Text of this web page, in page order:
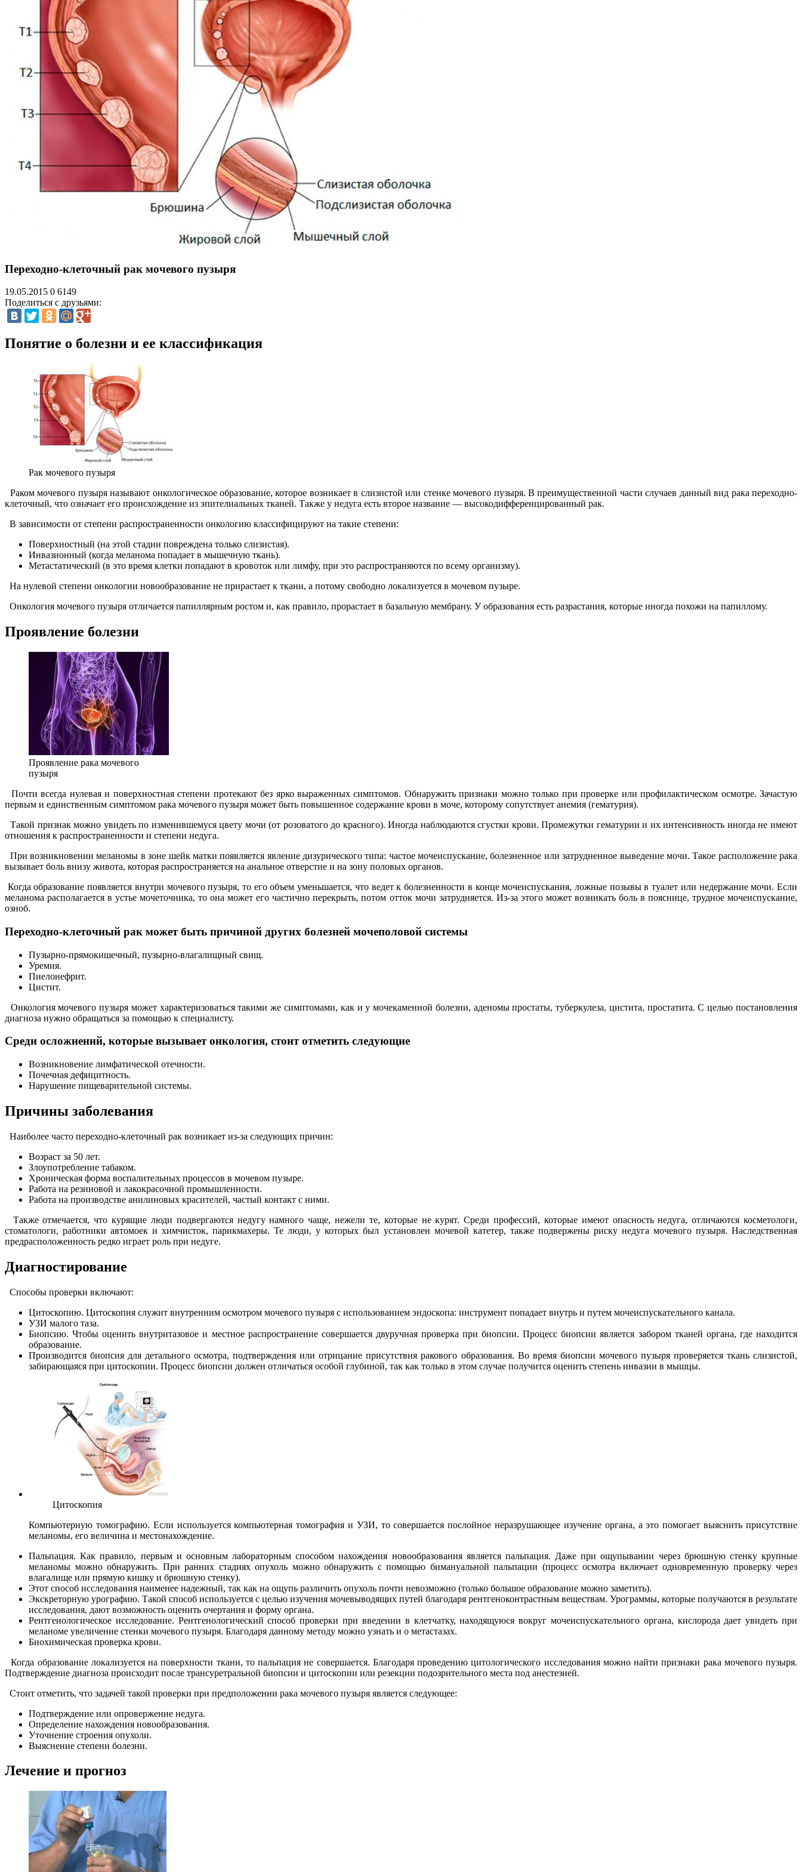
Переходно-клеточный рак мочевого пузыря
19.05.2015 0 6149
Поделиться с друзьями:
Понятие о болезни и ее классификация
Рак мочевого пузыря
Раком мочевого пузыря называют онкологическое образование, которое возникает в слизистой или стенке мочевого пузыря. В преимущественной части случаев данный вид рака переходно-
клеточный, что означает его происхождение из эпителиальных тканей. Также у недуга есть второе название — высокодифференцированный рак.
В зависимости от степени распространенности онкологию классифицируют на такие степени:
Поверхностный (на этой стадии повреждена только слизистая).
Инвазионный (когда меланома попадает в мышечную ткань).
Метастатический (в это время клетки попадают в кровоток или лимфу, при это распространяются по всему организму).
На нулевой степени онкологии новообразование не прирастает к ткани, а потому свободно локализуется в мочевом пузыре.
Онкология мочевого пузыря отличается папиллярным ростом и, как правило, прорастает в базальную мембрану. У образования есть разрастания, которые иногда похожи на папиллому.
Проявление болезни
Проявление рака мочевого
пузыря
Почти всегда нулевая и поверхностная степени протекают без ярко выраженных симптомов. Обнаружить признаки можно только при проверке или профилактическом осмотре. Зачастую
первым и единственным симптомом рака мочевого пузыря может быть повышенное содержание крови в моче, которому сопутствует анемия (гематурия).
Такой признак можно увидеть по изменившемуся цвету мочи (от розоватого до красного). Иногда наблюдаются сгустки крови. Промежутки гематурии и их интенсивность иногда не имеют
отношения к распространенности и степени недуга.
При возникновении меланомы в зоне шейк матки появляется явление дизурического типа: частое мочеиспускание, болезненное или затрудненное выведение мочи. Такое расположение рака
вызывает боль внизу живота, которая распространяется на анальное отверстие и на зону половых органов.
Когда образование появляется внутри мочевого пузыря, то его объем уменьшается, что ведет к болезненности в конце мочеиспускания, ложные позывы в туалет или недержание мочи. Если
меланома располагается в устье мочеточника, то она может его частично перекрыть, потом отток мочи затрудняется. Из-за этого может возникать боль в пояснице, трудное мочеиспускание,
озноб.
Переходно-клеточный рак может быть причиной других болезней мочеполовой системы
Пузырно-прямокишечный, пузырно-влагалищный свищ.
Уремия.
Пиелонефрит.
Цистит.
Онкология мочевого пузыря может характеризоваться такими же симптомами, как и у мочекаменной болезни, аденомы простаты, туберкулеза, цистита, простатита. С целью постановления
диагноза нужно обращаться за помощью к специалисту.
Среди осложнений, которые вызывает онкология, стоит отметить следующие
Возникновение лимфатической отечности.
Почечная дефицитность.
Нарушение пищеварительной системы.
Причины заболевания
Наиболее часто переходно-клеточный рак возникает из-за следующих причин:
Возраст за 50 лет.
Злоупотребление табаком.
Хроническая форма воспалительных процессов в мочевом пузыре.
Работа на резиновой и лакокрасочной промышленности.
Работа на производстве анилиновых красителей, частый контакт с ними.
Также отмечается, что курящие люди подвергаются недугу намного чаще, нежели те, которые не курят. Среди профессий, которые имеют опасность недуга, отличаются косметологи,
стоматологи, работники автомоек и химчисток, парикмахеры. Те люди, у которых был установлен мочевой катетер, также подвержены риску недуга мочевого пузыря. Наследственная
предрасположенность редко играет роль при недуге.
Диагностирование
Способы проверки включают:
Цитоскопию. Цитоскопия служит внутренним осмотром мочевого пузыря с использованием эндоскопа: инструмент попадает внутрь и путем мочеиспускательного канала.
УЗИ малого таза.
Биопсию. Чтобы оценить внутритазовое и местное распространение совершается двуручная проверка при биопсии. Процесс биопсии является забором тканей органа, где находится
образование.
Производится биопсия для детального осмотра, подтверждения или отрицание присутствия ракового образования. Во время биопсии мочевого пузыря проверяется ткань слизистой,
забирающаяся при цитоскопии. Процесс биопсии должен отличаться особой глубиной, так как только в этом случае получится оценить степень инвазии в мышцы.
Цитоскопия
Компьютерную томографию. Если используется компьютерная томография и УЗИ, то совершается послойное неразрушающее изучение органа, а это помогает выяснить присутствие
меланомы, его величина и местонахождение.
Пальпация. Как правило, первым и основным лабораторным способом нахождения новообразования является пальпация. Даже при ощупывании через брюшную стенку крупные
меланомы можно обнаружить. При ранних стадиях опухоль можно обнаружить с помощью бимануальной пальпации (процесс осмотра включает одновременную проверку через
влагалище или прямую кишку и брюшную стенку).
Этот способ исследования наименее надежный, так как на ощупь различить опухоль почти невозможно (только большое образование можно заметить).
Экскреторную урографию. Такой способ используется с целью изучения мочевыводящих путей благодаря рентгеноконтрастным веществам. Урограммы, которые получаются в результате
исследования, дают возможность оценить очертания и форму органа.
Рентгенологическое исследование. Рентгенологический способ проверки при введении в клетчатку, находящуюся вокруг мочеиспускательного органа, кислорода дает увидеть при
меланоме увеличение стенки мочевого пузыря. Благодаря данному методу можно узнать и о метастазах.
Биохимическая проверка крови.
Когда образование локализуется на поверхности ткани, то пальпация не совершается. Благодаря проведению цитологического исследования можно найти признаки рака мочевого пузыря.
Подтверждение диагноза происходит после трансуретральной биопсии и цитоскопии или резекции подозрительного места под анестезией.
Стоит отметить, что задачей такой проверки при предположении рака мочевого пузыря является следующее:
Подтверждение или опровержение недуга.
Определение нахождения новообразования.
Уточнение строения опухоли.
Выяснение степени болезни.
Лечение и прогноз